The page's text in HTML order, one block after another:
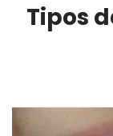
Tipos